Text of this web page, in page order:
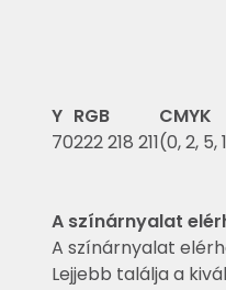
Y
70
RGB
222 218 211
CMYK
(0, 2, 5,
A színárnyalat
A színárnyalat
Lejjebb találja a